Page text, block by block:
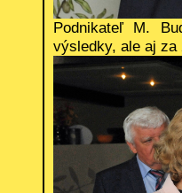
Podnikateľ M.
výsledky, ale aj